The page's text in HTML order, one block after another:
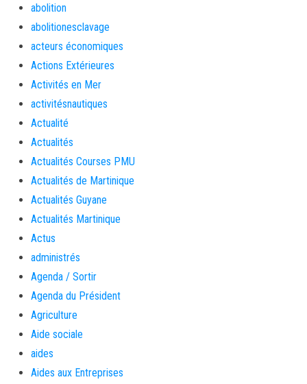
abolition
abolitionesclavage
acteurs économiques
Actions Extérieures
Activités en Mer
activitésnautiques
Actualité
Actualités
Actualités Courses PMU
Actualités de Martinique
Actualités Guyane
Actualités Martinique
Actus
administrés
Agenda / Sortir
Agenda du Président
Agriculture
Aide sociale
aides
Aides aux Entreprises